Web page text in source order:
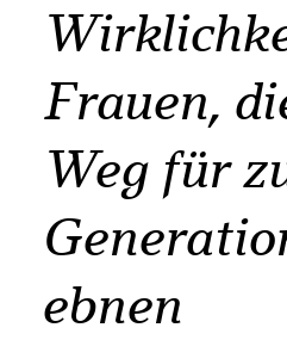
Frauen,
Weg für
ebnen